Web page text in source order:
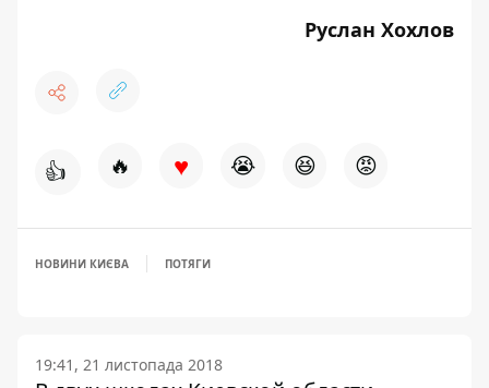
Руслан Хохлов
👍 🔥 ♥ 😭 😆 😡
НОВИНИ КИЄВА ПОТЯГИ
19:41, 21 листопада 2018